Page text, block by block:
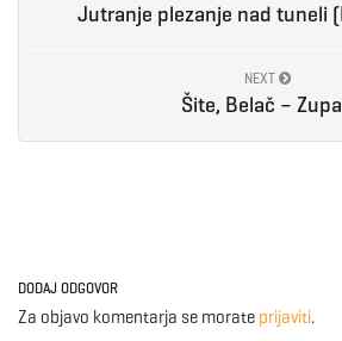
Jutranje plezanje nad tuneli
NEXT
Šite, Belač –
DODAJ ODGOVOR
Za objavo komentarja se morate prijaviti.